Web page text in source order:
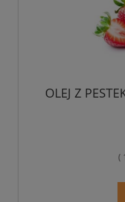
OLEJ Z
(